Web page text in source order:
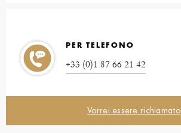
PER TELEFONO
+33 (0)1 87 66 21 42
Vorrei essere richiamato